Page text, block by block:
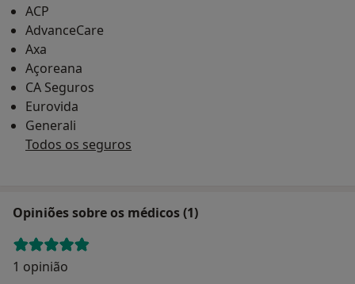
ACP
AdvanceCare
Axa
Açoreana
CA Seguros
Eurovida
Generali
Todos os seguros
Opiniões sobre os médicos (1)
1 opinião